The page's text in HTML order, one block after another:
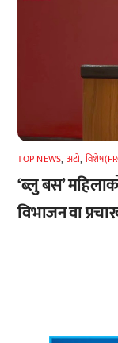
TOP NEWS, अटाे,
‘ब्लु बस’
विभाजन वा